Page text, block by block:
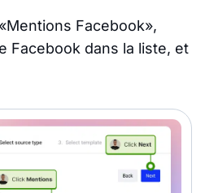
Facebook»,
Facebook dans la liste, et